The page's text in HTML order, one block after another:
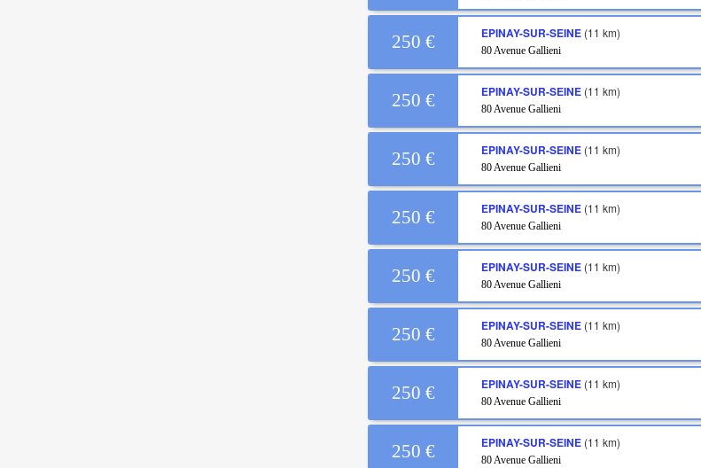
250 € EPINAY-SUR-SEINE(11 km)
80 Avenue Gallieni
250 € EPINAY-SUR-SEINE(11 km)
80 Avenue Gallieni
250 € EPINAY-SUR-SEINE(11 km)
80 Avenue Gallieni
250 € EPINAY-SUR-SEINE(11 km)
80 Avenue Gallieni
250 € EPINAY-SUR-SEINE(11 km)
80 Avenue Gallieni
250 € EPINAY-SUR-SEINE(11 km)
80 Avenue Gallieni
250 € EPINAY-SUR-SEINE(11 km)
80 Avenue Gallieni
250 € EPINAY-SUR-SEINE(11 km)
80 Avenue Gallieni